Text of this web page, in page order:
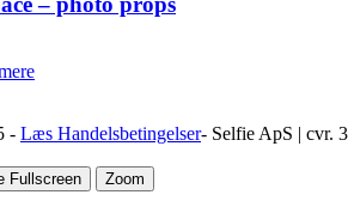
- Læs Handelsbetingelser- Selfie ApS | cvr.
Fullscreen
Zoom